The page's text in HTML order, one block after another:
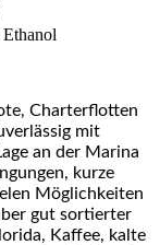
Charterflotten
mit
an der Marina
kurze
Möglichkeiten
gut sortierter
Kaffee, kalte